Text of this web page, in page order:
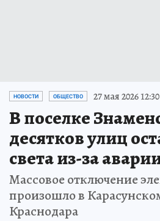
НОВОСТИ ОБЩЕСТВО 27 мая 2026 12:30
В поселке
десятков улиц
света из-за
Массовое отключение
произошло в
Краснодара